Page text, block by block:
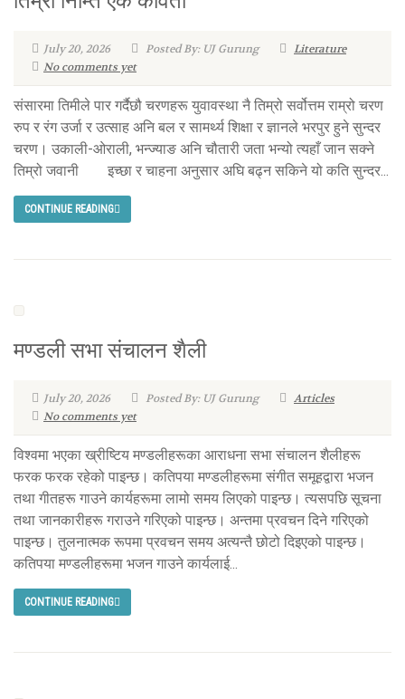
July 20, 2026 Posted By: UJ Gurung
Literature
No comments yet
संसारमा तिमीले पार गर्दैछौ चरणहरू युवावस्था नै तिम्रो सर्वोत्तम राम्रो चरण
रुप र रंग उर्जा र उत्साह अनि बल र सामर्थ्य शिक्षा र ज्ञानले भरपुर हुने सुन्दर
चरण। उकाली-ओराली, भन्ज्याङ अनि चौतारी जता भन्यो त्यहाँ जान सक्ने
तिम्रो जवानी इच्छा र चाहना अनुसार अघि बढ्न सकिने यो कति सुन्दर...
CONTINUE READING
मण्डली सभा संचालन शैली
July 20, 2026 Posted By: UJ Gurung
Articles
No comments yet
विश्वमा भएका ख्रीष्टिय मण्डलीहरूका आराधना सभा संचालन शैलीहरू
फरक फरक रहेको पाइन्छ। कतिपया मण्डलीहरूमा संगीत समूहद्वारा भजन
तथा गीतहरू गाउने कार्यहरूमा लामो समय लिएको पाइन्छ। त्यसपछि सूचना
तथा जानकारीहरू गराउने गरिएको पाइन्छ। अन्तमा प्रवचन दिने गरिएको
पाइन्छ। तुलनात्मक रूपमा प्रवचन समय अत्यन्तै छोटो दिइएको पाइन्छ।
कतिपया मण्डलीहरूमा भजन गाउने कार्यलाई...
CONTINUE READING